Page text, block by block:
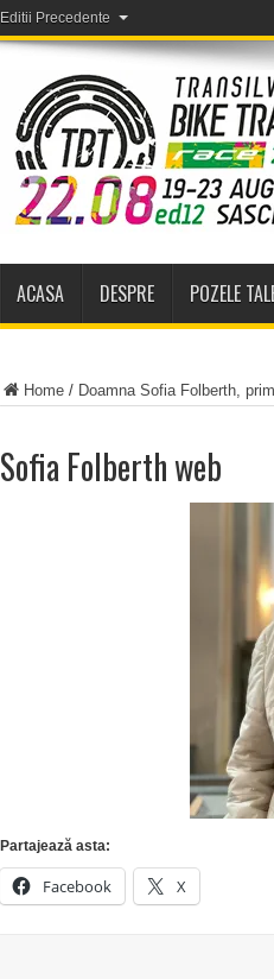
Editii Precedente
ACASA DESPRE POZELE
Home/ Doamna Sofia Folberth,
Sofia Folberth web
Partajează asta:
Facebook X